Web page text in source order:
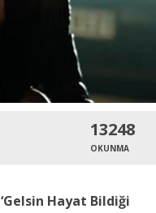
13248
OKUNMA
‘Gelsin Hayat Bildiği